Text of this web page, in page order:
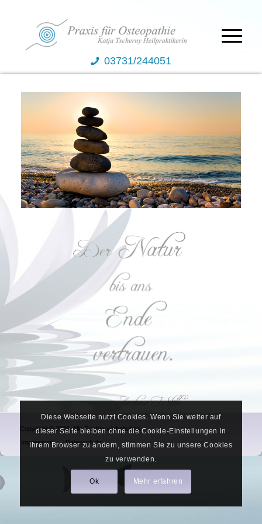
03731/244051
Copyright © 2026. Alle Rechte vorbehalten.
Impressum
Datenschutz
Diese Webseite nutzt Cookies. Wenn Sie weiter auf
dieser Seite bleiben ohne die Cookie-Einstellungen in
Ihrem Browser zu ändern, stimmen Sie zu unsere Cookies
zu verwenden.
Ok Mehr erfahren